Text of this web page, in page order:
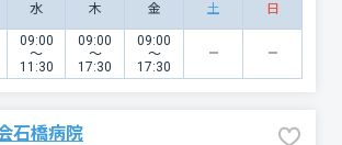
水 木 金 土 日
09:00
〜
11:30
09:00
〜
17:30
09:00
〜
17:30
石橋病院